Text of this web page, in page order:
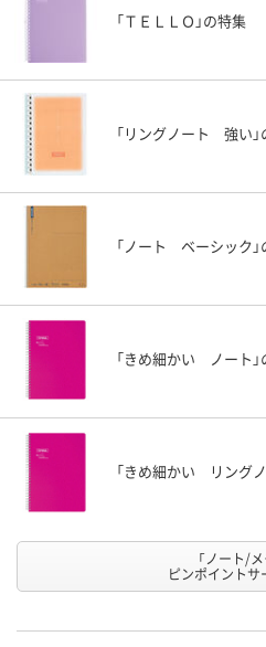
「ＴＥＬＬＯ」の特集
「リングノート 強い」
「ノート ベーシック」
「きめ細かい ノート」
「きめ細かい リング
「ノート/メ
ピンポイントサ